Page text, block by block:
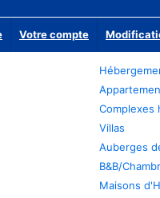
Votre compte
Complexes
Villas
Auberges
B&B/
Maisons